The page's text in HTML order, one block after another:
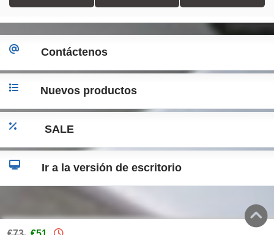
Contáctenos
Nuevos productos
SALE
Ir a la versión de escritorio